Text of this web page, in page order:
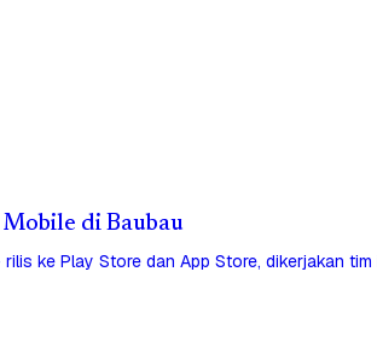
di Baubau
ke Play Store dan App Store, dikerjakan